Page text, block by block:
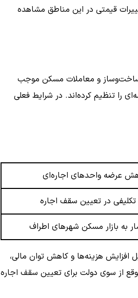
قیمتی در این مناطق مشاهده
و معاملات مسکن موجب
را تنظیم کرده‌اند. در شرایط فعلی
عرضه واحدهای اجاره‌ای
تکلیفی در تعیین سقف اجاره
به بازار مسکن شهرهای اطراف
افزایش هزینه‌ها و کاهش توان مالی،
از سوی دولت برای تعیین سقف اجاره